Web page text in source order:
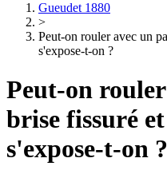
Gueudet 1880
>
Peut-on rouler avec un
s'expose-t-on ?
Peut-on
brise fissuré
s'expose-t-on ?